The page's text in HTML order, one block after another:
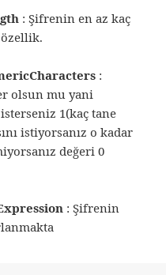
: Şifrenin en az kaç
:
olsun mu yani
1(kaç tane
istiyorsanız o kadar
değeri 0
: Şifrenin